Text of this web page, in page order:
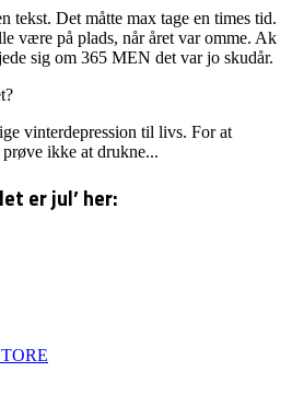
tekst. Det måtte max tage en times tid.
være på plads, når året var omme. Ak
sig om 365 MEN det var jo skudår.
vinterdepression til livs. For at
ikke at drukne...
er jul’ her: